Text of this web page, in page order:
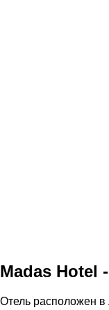
Madas Hotel
Отель расположен в